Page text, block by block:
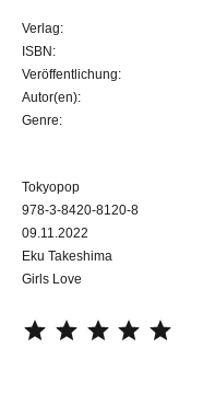
Verlag:
ISBN:
Veröffentlichung:
Autor(en):
Genre:
Tokyopop
978-3-8420-8120-8
09.11.2022
Eku Takeshima
Girls Love